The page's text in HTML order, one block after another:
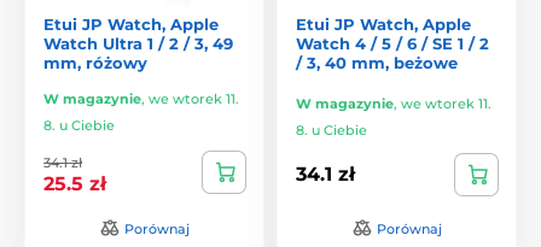
Etui JP Watch, Apple
Watch Ultra 1 / 2 / 3, 49
mm, różowy
W magazynie, we wtorek 11.
8. u Ciebie
34.1 zł
25.5 zł
Porównaj
Etui JP Watch, Apple
Watch 4 / 5 / 6 / SE 1 / 2
/ 3, 40 mm, beżowe
W magazynie, we wtorek 11.
8. u Ciebie
34.1 zł
Porównaj